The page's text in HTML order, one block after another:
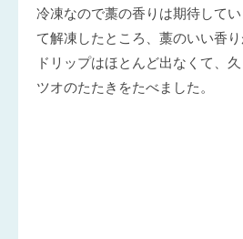
冷凍なので藁の香りは期待して
て解凍したところ、藁のいい香り
ドリップはほとんど出なくて、
ツオのたたきをたべました。